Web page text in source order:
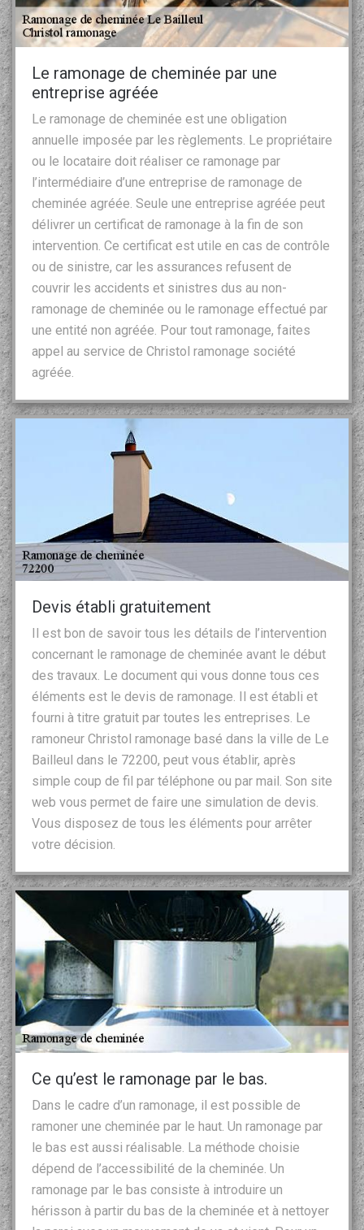
Le ramonage de cheminée par une
entreprise agréée
Le ramonage de cheminée est une obligation
annuelle imposée par les règlements. Le propriétaire
ou le locataire doit réaliser ce ramonage par
l’intermédiaire d’une entreprise de ramonage de
cheminée agréée. Seule une entreprise agréée peut
délivrer un certificat de ramonage à la fin de son
intervention. Ce certificat est utile en cas de contrôle
ou de sinistre, car les assurances refusent de
couvrir les accidents et sinistres dus au non-
ramonage de cheminée ou le ramonage effectué par
une entité non agréée. Pour tout ramonage, faites
appel au service de Christol ramonage société
agréée.
Devis établi gratuitement
Il est bon de savoir tous les détails de l’intervention
concernant le ramonage de cheminée avant le début
des travaux. Le document qui vous donne tous ces
éléments est le devis de ramonage. Il est établi et
fourni à titre gratuit par toutes les entreprises. Le
ramoneur Christol ramonage basé dans la ville de Le
Bailleul dans le 72200, peut vous établir, après
simple coup de fil par téléphone ou par mail. Son site
web vous permet de faire une simulation de devis.
Vous disposez de tous les éléments pour arrêter
votre décision.
Ce qu’est le ramonage par le bas.
Dans le cadre d’un ramonage, il est possible de
ramoner une cheminée par le haut. Un ramonage par
le bas est aussi réalisable. La méthode choisie
dépend de l’accessibilité de la cheminée. Un
ramonage par le bas consiste à introduire un
hérisson à partir du bas de la cheminée et à nettoyer